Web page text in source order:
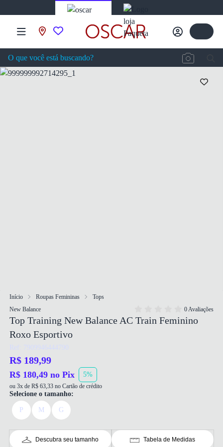
Início Roupas Femininas
Tops
New Balance
0 Avaliações
Top Training New Balance AC Train Feminino
Roxo Esportivo
Ref: 7909946444790
R$ 189,99
R$ 180,49 no Pix 5%
ou 3x de R$ 63,33 no Cartão de crédito
Selecione o tamanho:
P M G
Descubra seu tamanho Tabela de Medidas